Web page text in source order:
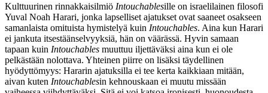
Kulttuurinen rinnakkaisilmiö Intouchablesille on israelilainen filosofi
Yuval Noah Harari, jonka lapselliset ajatukset ovat saaneet osakseen
samanlaista omituista hymistelyä kuin Intouchables. Aina kun Harari
ei jankuta itsestäänselvyyksiä, hän on väärässä. Hyvin samaan
tapaan kuin Intouchables muuttuu iljettäväksi aina kun ei ole
pelkästään nolottava. Yhteinen piirre on lisäksi täydellinen
hyödyttömyys: Hararin ajatuksilla ei tee kerta kaikkiaan mitään,
aivan kuten Intouchablesin kehnouskaan ei muutu missään